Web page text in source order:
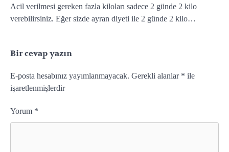
Acil verilmesi gereken fazla kiloları sadece 2 günde 2 kilo
verebilirsiniz. Eğer sizde ayran diyeti ile 2 günde 2 kilo…
Bir cevap yazın
E-posta hesabınız yayımlanmayacak. Gerekli alanlar * ile
işaretlenmişlerdir
Yorum *